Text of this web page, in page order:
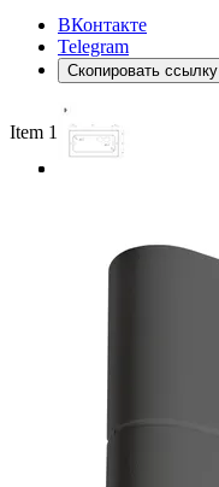
ВКонтакте
Telegram
Скопировать ссылку
Item 1 of 3